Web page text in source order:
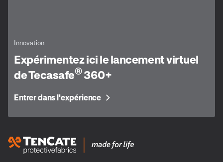
Innovation
Expérimentez ici le lancement virtuel
de Tecasafe®360+
Entrer dans l'expérience